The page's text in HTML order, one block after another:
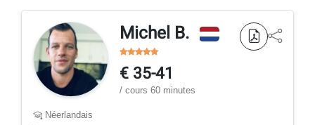
Michel B.
€ 35-41
/ cours 60 minutes
Néerlandais